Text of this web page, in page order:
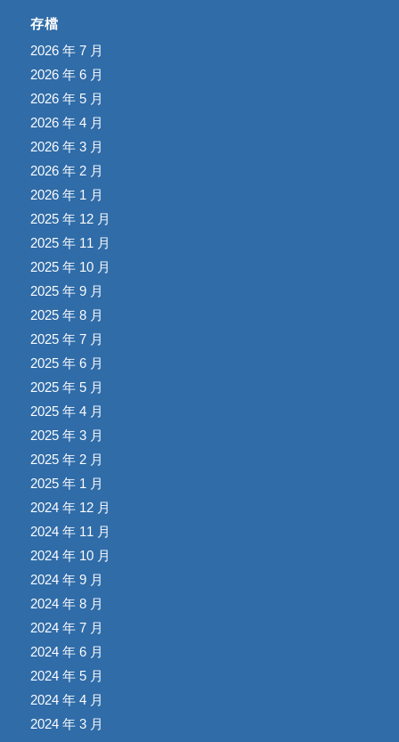
存檔
2026 年 7 月
2026 年 6 月
2026 年 5 月
2026 年 4 月
2026 年 3 月
2026 年 2 月
2026 年 1 月
2025 年 12 月
2025 年 11 月
2025 年 10 月
2025 年 9 月
2025 年 8 月
2025 年 7 月
2025 年 6 月
2025 年 5 月
2025 年 4 月
2025 年 3 月
2025 年 2 月
2025 年 1 月
2024 年 12 月
2024 年 11 月
2024 年 10 月
2024 年 9 月
2024 年 8 月
2024 年 7 月
2024 年 6 月
2024 年 5 月
2024 年 4 月
2024 年 3 月